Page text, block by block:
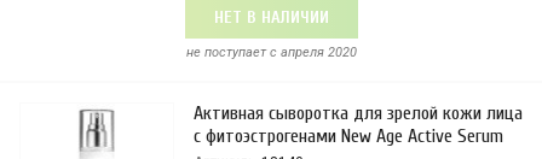
НЕТ В НАЛИЧИИ
не поступает c апреля 2020
Активная сыворотка для зрелой кожи лица
с фитоэстрогенами New Age Active Serum